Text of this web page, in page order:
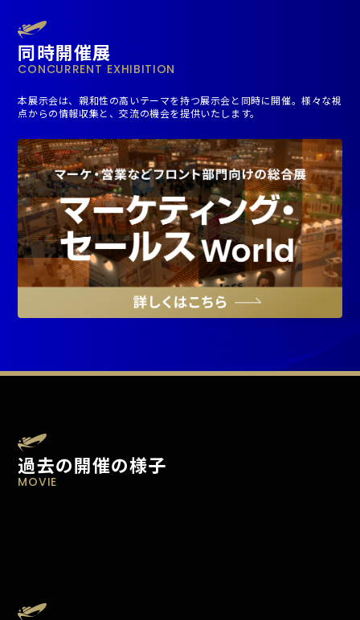
同時開催展
CONCURRENT EXHIBITION
本展示会は、親和性の高いテーマを持つ展示会と同時に開催。様々な視
点からの情報収集と、交流の機会を提供いたします。
過去の開催の様子
MOVIE